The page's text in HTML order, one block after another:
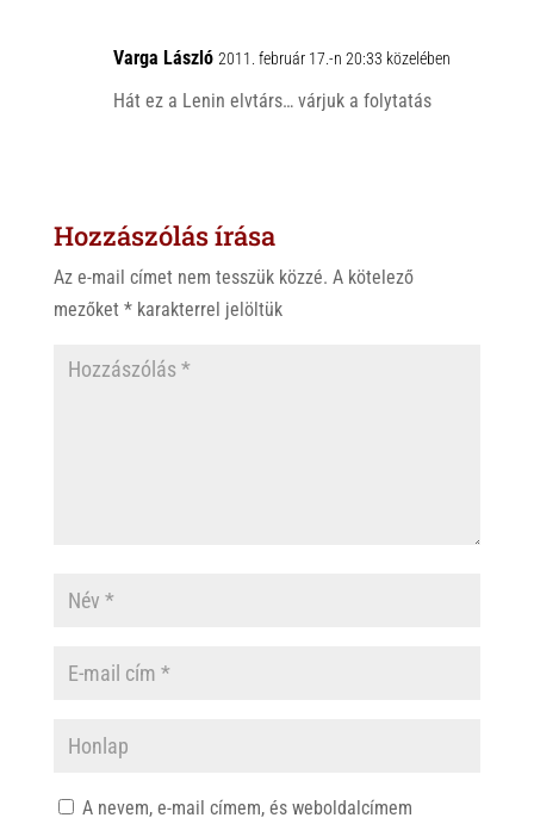
Varga László 2011. február 17.-n 20:33 közelében
Hát ez a Lenin elvtárs… várjuk a folytatás
Hozzászólás írása
Az e-mail címet nem tesszük közzé. A kötelező
mezőket *karakterrel jelöltük
A nevem, e-mail címem, és weboldalcímem